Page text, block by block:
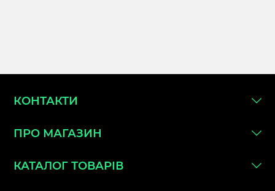
КОНТАКТИ
ПРО МАГАЗИН
КАТАЛОГ ТОВАРІВ